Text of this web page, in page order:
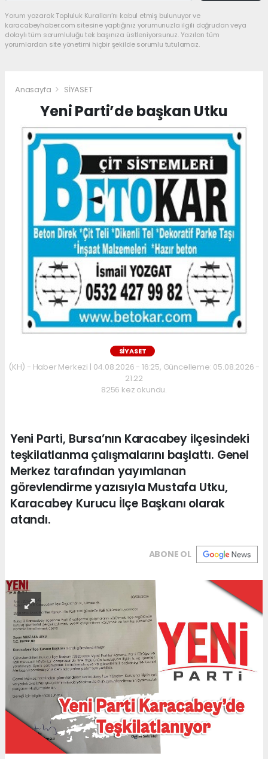
Yorum yazarak Topluluk Kuralları’nı kabul etmiş bulunuyor ve
karacabeyhaber.com sitesine yaptığınız yorumunuzla ilgili doğrudan veya
dolaylı tüm sorumluluğu tek başınıza üstleniyorsunuz. Yazılan tüm
yorumlardan site yönetimi hiçbir şekilde sorumlu tutulamaz.
Anasayfa SİYASET
Yeni Parti’de başkan Utku
SİYASET
(KH) - Haber Merkezi | 04.08.2026 - 16:25, Güncelleme: 05.08.2026 -
21:22
8256 kez okundu.
Yeni Parti, Bursa’nın Karacabey ilçesindeki
teşkilatlanma çalışmalarını başlattı. Genel
Merkez tarafından yayımlanan
görevlendirme yazısıyla Mustafa Utku,
Karacabey Kurucu İlçe Başkanı olarak
atandı.
ABONE OL